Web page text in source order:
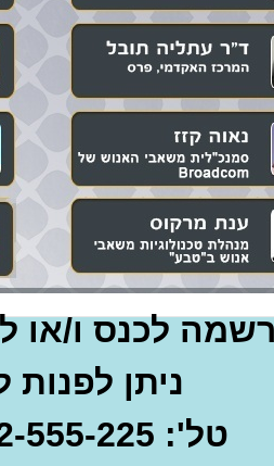
לכנס ו/או
ניתן לפנות
טל': 0722-555-225